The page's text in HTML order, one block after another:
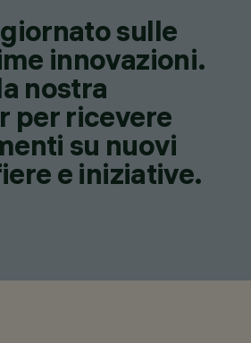
sulle
innovazioni.
nostra
per ricevere
su nuovi
e iniziative.